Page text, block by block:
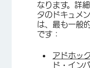
なります。詳
タのドキュメ
は、最も一般
です：
アドホッ
ド・イン